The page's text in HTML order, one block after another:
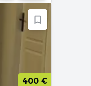
400 €